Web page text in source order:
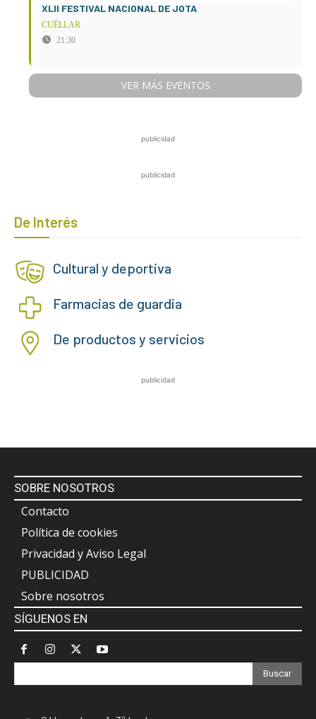
XLII FESTIVAL NACIONAL DE JOTA
CUÉLLAR
21:30
VER MÁS EVENTOS
publicidad
publicidad
De Interés
Cultural y deportiva
Farmacias de guardia
De productos y servicios
publicidad
SOBRE NOSOTROS
Contacto
Política de cookies
Privacidad y Aviso Legal
PUBLICIDAD
Sobre nosotros
SÍGUENOS EN
Buscar